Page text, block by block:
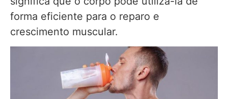
forma eficiente para o reparo e
crescimento muscular.